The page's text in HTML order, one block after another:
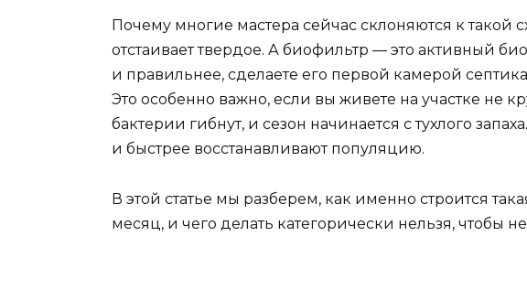
Почему многие мастера сейчас склоняются к такой
отстаивает твердое. А биофильтр — это активный
и правильнее, сделаете его первой камерой
Это особенно важно, если вы живете на участке не
бактерии гибнут, и сезон начинается с тухлого
и быстрее восстанавливают популяцию.
В этой статье мы разберем, как именно строится
месяц, и чего делать категорически нельзя, чтобы